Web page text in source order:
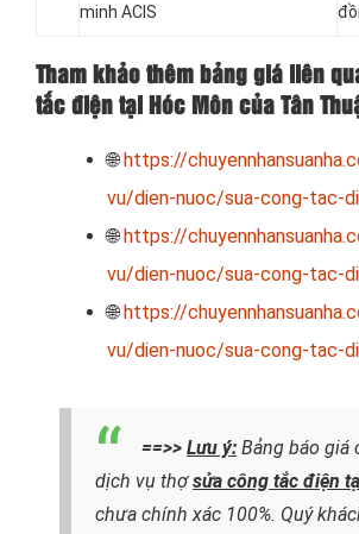
minh ACIS
Tham khảo thêm bảng giá liên
tắc điện tại Hóc Môn của Tân
🌐https://
vu/dien-nuoc/sua-cong-tac-
🌐https://
vu/dien-nuoc/sua-cong-tac-
🌐https://
vu/dien-nuoc/sua-cong-tac-
==>> Lưu ý: Bảng báo giá
dịch vụ thợsửa công tắc điện
chưa chính xác 100%. Quý